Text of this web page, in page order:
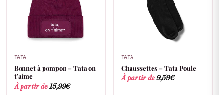
TATA
Bonnet à pompon – Tata on
t’aime
À partir de15,99€
TATA
Chaussettes – Tata Poule
À partir de9,59€